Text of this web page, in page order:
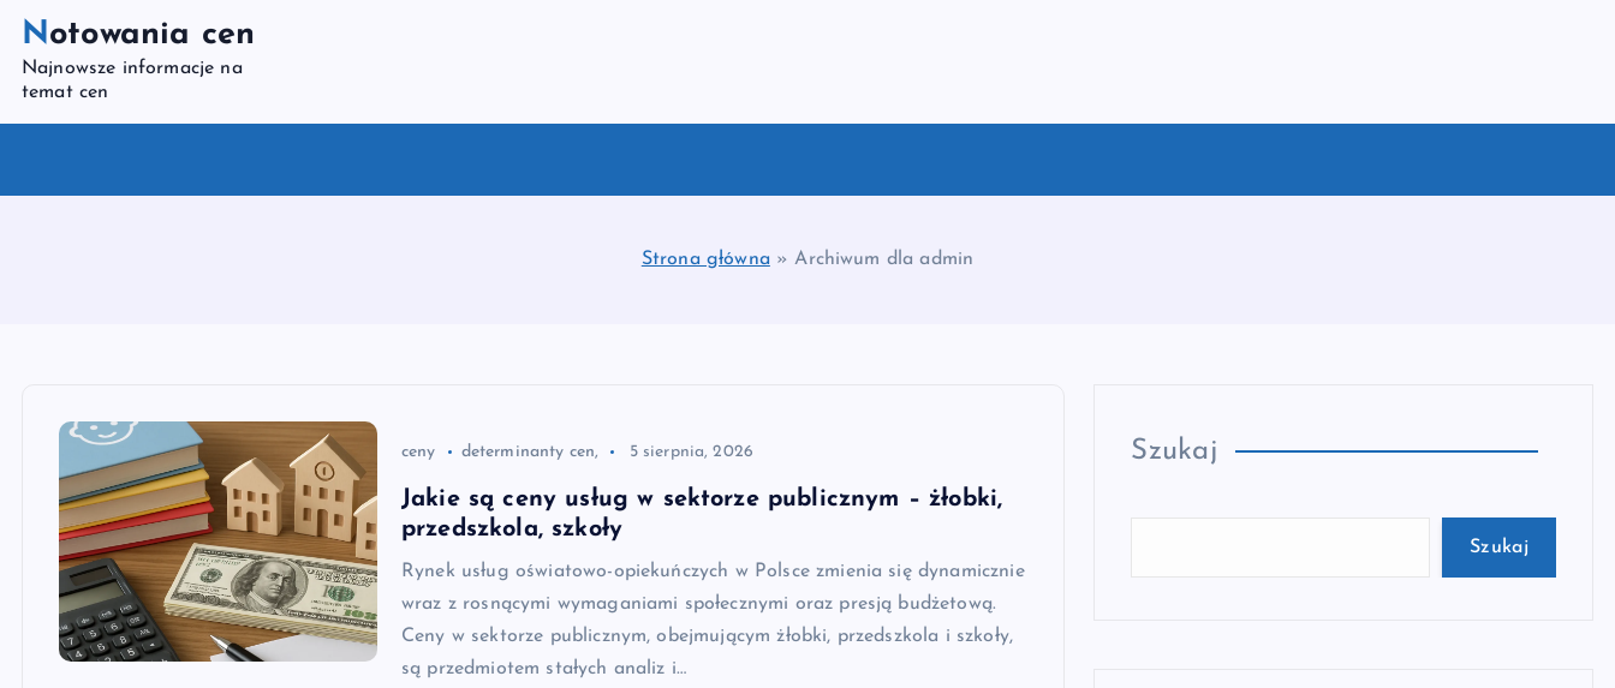
Notowania cen
Najnowsze informacje na
temat cen
Strona główna »Archiwum dla admin
ceny determinanty cen, 5 sierpnia, 2026
Jakie są ceny usług w sektorze publicznym – żłobki,
przedszkola, szkoły
Rynek usług oświatowo-opiekuńczych w Polsce zmienia się dynamicznie
wraz z rosnącymi wymaganiami społecznymi oraz presją budżetową.
Ceny w sektorze publicznym, obejmującym żłobki, przedszkola i szkoły,
są przedmiotem stałych analiz i…
Szukaj
Szukaj